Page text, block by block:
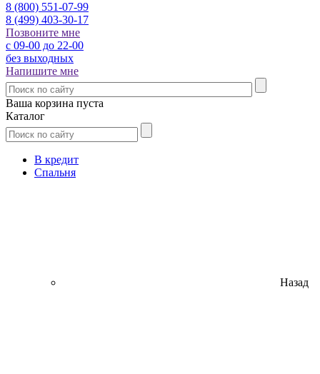
8 (800) 551-07-99
8 (499) 403-30-17
Позвоните мне
с 09-00 до 22-00
без выходных
Напишите мне
Ваша корзина пуста
Каталог
В кредит
Спальня
Назад